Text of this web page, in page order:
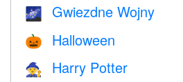
🌌 Gwiezdne Wojny
🎃 Halloween
🧙 Harry Potter